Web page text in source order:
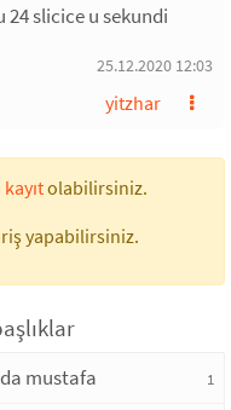
slicice u sekundi
25.12.2020 12:03
yitzhar
kayıtolabilirsiniz.
yapabilirsiniz.
mustafa 1